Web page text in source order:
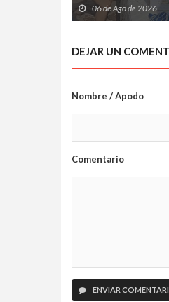
merluza a la sidra en
Marineru
06 de Ago de 2026
DEJAR UN
Nombre / Apodo
Comentario
ENVIAR